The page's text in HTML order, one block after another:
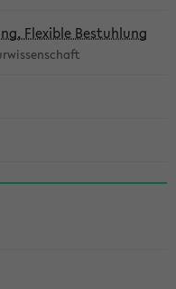
Flexible Bestuhlung